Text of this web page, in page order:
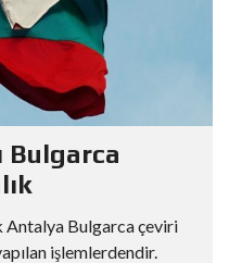
Bulgarca
Antalya Bulgarca çeviri
işlemlerdendir.